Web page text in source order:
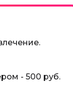
- 500 руб.